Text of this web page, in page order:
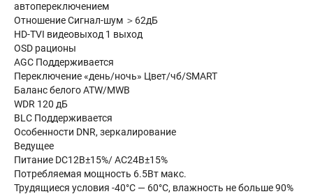
автопереключением
Отношение Сигнал-шум ＞62дБ
HD-TVI видеовыход 1 выход
OSD рационы
AGC Поддерживается
Переключение «день/ночь» Цвет/чб/SMART
Баланс белого ATW/MWB
WDR 120 дБ
BLC Поддерживается
Особенности DNR, зеркалирование
Ведущее
Питание DC12В±15%/ AC24В±15%
Потребляемая мощность 6.5Вт макс.
Трудящиеся условия -40°С — 60°С, влажность не больше 90%